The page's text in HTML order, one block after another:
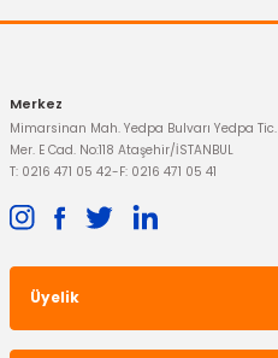
Merkez
Mimarsinan Mah. Yedpa Bulvarı Yedpa Tic.
Mer. E Cad. No:118 Ataşehir/İSTANBUL
T: 0216 471 05 42-F: 0216 471 05 41
Üyelik